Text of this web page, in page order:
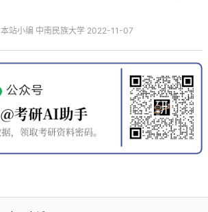
本站小编 中南民族大学 2022-11-07